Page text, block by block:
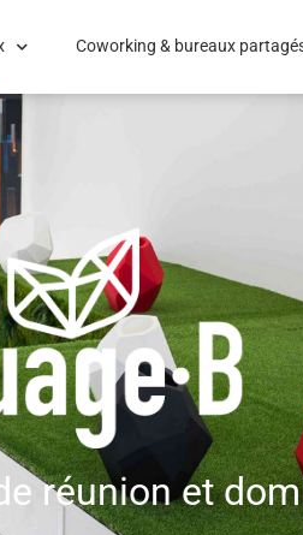
Coworking & bureaux
réunion et